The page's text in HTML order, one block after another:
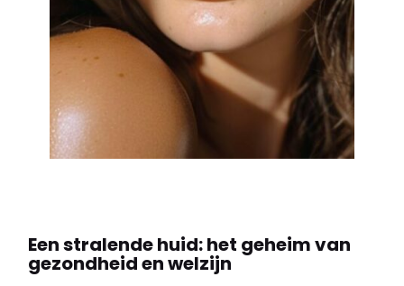
Een stralende huid: het geheim van
gezondheid en welzijn